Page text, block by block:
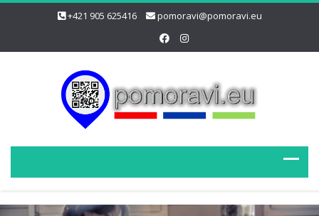
+421 905 625416 pomoravi@pomoravi.eu